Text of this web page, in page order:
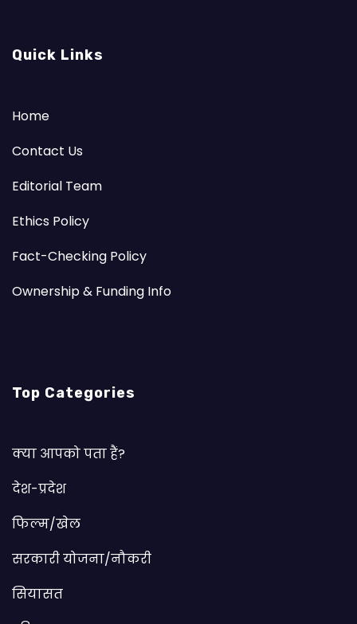
Quick Links
Home
Contact Us
Editorial Team
Ethics Policy
Fact-Checking Policy
Ownership & Funding Info
Top Categories
क्या आपको पता हैं?
देश-प्रदेश
फिल्म/खेल
सरकारी योजना/नौकरी
सियासत